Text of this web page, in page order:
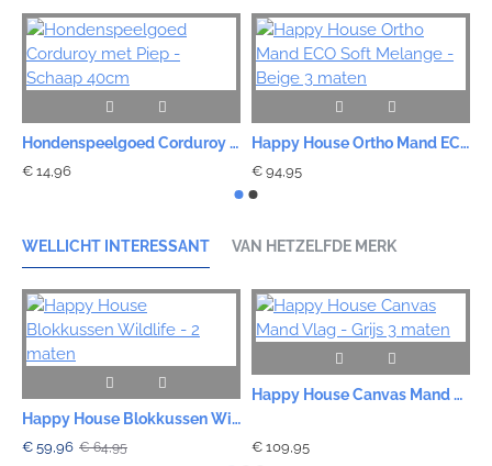
Hondenspeelgoed Corduroy met Piep - Schaap 40cm
€ 14,96
Happy House Ortho Mand ECO Soft Melange - Beige 3 maten
€ 94,95
WELLICHT INTERESSANT VAN HETZELFDE MERK
Happy House Blokkussen Wildlife - 2 maten
€ 59,96 € 64,95
Happy House Canvas Mand Vlag - Grijs 3 maten
€ 109,95